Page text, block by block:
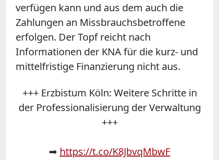
verfügen kann und aus dem auch die
Zahlungen an Missbrauchsbetroffene
erfolgen. Der Topf reicht nach
Informationen der KNA für die kurz- und
mittelfristige Finanzierung nicht aus.
+++ Erzbistum Köln: Weitere Schritte in
der Professionalisierung der Verwaltung
+++
➡ https://t.co/K8JbvqMbwF